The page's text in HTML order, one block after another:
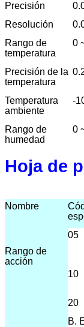
Precisión
Resolución
Rango de
temperatura
0
Precisión de la
temperatura
Temperatura
ambiente
-
Rango de
humedad
0
Hoja de
Nombre
Rango de
acción
05
10
20
B.